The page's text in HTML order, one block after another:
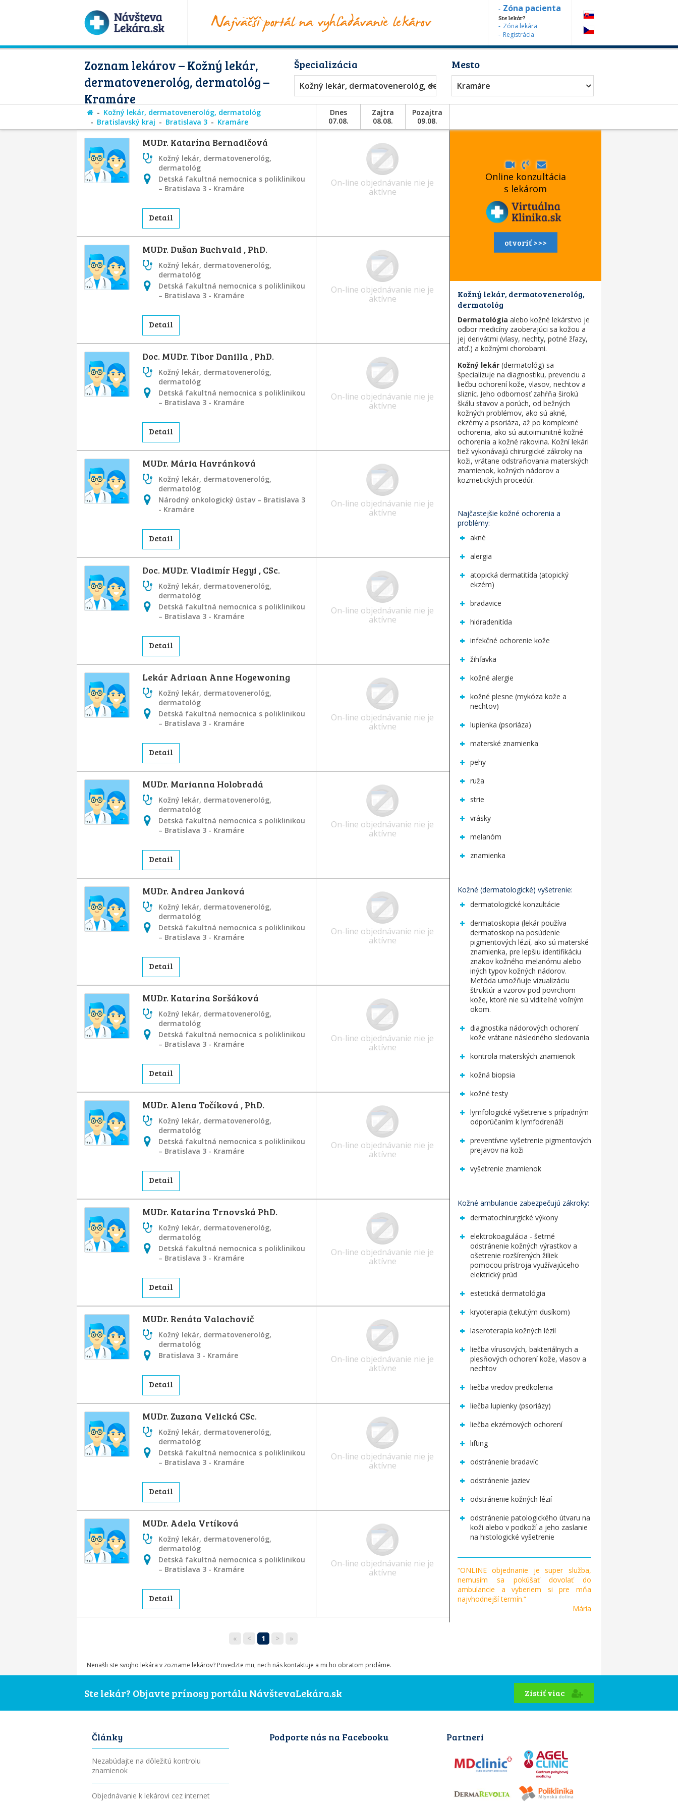
Zóna pacienta
Ste lekár?
Zóna lekára
Registrácia
Zoznam lekárov – Kožný lekár,
dermatovenerológ, dermatológ –
Kramáre
Špecializácia
Kožný lekár, dermatovenerológ, dermatológ
Mesto
Kramáre
Kožný lekár, dermatovenerológ, dermatológ
Bratislavský kraj
Bratislava 3 Kramáre
Dnes
07.08.
Zajtra
08.08.
Pozajtra
09.08.
MUDr. Katarína Bernadičová
Kožný lekár, dermatovenerológ,
dermatológ
Detská fakultná nemocnica s poliklinikou
– Bratislava 3 - Kramáre
Detail
On-line objednávanie nie je
aktívne
MUDr. Dušan Buchvald , PhD.
Kožný lekár, dermatovenerológ,
dermatológ
Detská fakultná nemocnica s poliklinikou
– Bratislava 3 - Kramáre
Detail
On-line objednávanie nie je
aktívne
Doc. MUDr. Tibor Danilla , PhD.
Kožný lekár, dermatovenerológ,
dermatológ
Detská fakultná nemocnica s poliklinikou
– Bratislava 3 - Kramáre
Detail
On-line objednávanie nie je
aktívne
MUDr. Mária Havránková
Kožný lekár, dermatovenerológ,
dermatológ
Národný onkologický ústav – Bratislava 3
- Kramáre
Detail
On-line objednávanie nie je
aktívne
Doc. MUDr. Vladimír Hegyi , CSc.
Kožný lekár, dermatovenerológ,
dermatológ
Detská fakultná nemocnica s poliklinikou
– Bratislava 3 - Kramáre
Detail
On-line objednávanie nie je
aktívne
Lekár Adriaan Anne Hogewoning
Kožný lekár, dermatovenerológ,
dermatológ
Detská fakultná nemocnica s poliklinikou
– Bratislava 3 - Kramáre
Detail
On-line objednávanie nie je
aktívne
MUDr. Marianna Holobradá
Kožný lekár, dermatovenerológ,
dermatológ
Detská fakultná nemocnica s poliklinikou
– Bratislava 3 - Kramáre
Detail
On-line objednávanie nie je
aktívne
MUDr. Andrea Janková
Kožný lekár, dermatovenerológ,
dermatológ
Detská fakultná nemocnica s poliklinikou
– Bratislava 3 - Kramáre
Detail
On-line objednávanie nie je
aktívne
MUDr. Katarína Soršáková
Kožný lekár, dermatovenerológ,
dermatológ
Detská fakultná nemocnica s poliklinikou
– Bratislava 3 - Kramáre
Detail
On-line objednávanie nie je
aktívne
MUDr. Alena Točíková , PhD.
Kožný lekár, dermatovenerológ,
dermatológ
Detská fakultná nemocnica s poliklinikou
– Bratislava 3 - Kramáre
Detail
On-line objednávanie nie je
aktívne
MUDr. Katarína Trnovská PhD.
Kožný lekár, dermatovenerológ,
dermatológ
Detská fakultná nemocnica s poliklinikou
– Bratislava 3 - Kramáre
Detail
On-line objednávanie nie je
aktívne
MUDr. Renáta Valachovič
Kožný lekár, dermatovenerológ,
dermatológ
Bratislava 3 - Kramáre
Detail
On-line objednávanie nie je
aktívne
MUDr. Zuzana Velická CSc.
Kožný lekár, dermatovenerológ,
dermatológ
Detská fakultná nemocnica s poliklinikou
– Bratislava 3 - Kramáre
Detail
On-line objednávanie nie je
aktívne
MUDr. Adela Vrtíková
Kožný lekár, dermatovenerológ,
dermatológ
Detská fakultná nemocnica s poliklinikou
– Bratislava 3 - Kramáre
Detail
On-line objednávanie nie je
aktívne
« < 1 > »
Nenašli ste svojho lekára v zozname lekárov? Povedzte mu, nech nás kontaktuje a mi ho obratom pridáme.
Online konzultácia
s lekárom
otvoriť >>>
Kožný lekár, dermatovenerológ,
dermatológ
Dermatológia alebo kožné lekárstvo je
odbor medicíny zaoberajúci sa kožou a
jej derivátmi (vlasy, nechty, potné žľazy,
atď.) a kožnými chorobami.
Kožný lekár(dermatológ) sa
špecializuje na diagnostiku, prevenciu a
liečbu ochorení kože, vlasov, nechtov a
slizníc. Jeho odbornosť zahŕňa širokú
škálu stavov a porúch, od bežných
kožných problémov, ako sú akné,
ekzémy a psoriáza, až po komplexné
ochorenia, ako sú autoimunitné kožné
ochorenia a kožné rakovina. Kožní lekári
tiež vykonávajú chirurgické zákroky na
koži, vrátane odstraňovania materských
znamienok, kožných nádorov a
kozmetických procedúr.
Najčastejšie kožné ochorenia a
problémy:
akné
alergia
atopická dermatitída (atopický
ekzém)
bradavice
hidradenitída
infekčné ochorenie kože
žihľavka
kožné alergie
kožné plesne (mykóza kože a
nechtov)
lupienka (psoriáza)
materské znamienka
pehy
ruža
strie
vrásky
melanóm
znamienka
Kožné (dermatologické) vyšetrenie:
dermatologické konzultácie
dermatoskopia (lekár používa
dermatoskop na posúdenie
pigmentových lézií, ako sú materské
znamienka, pre lepšiu identifikáciu
znakov kožného melanómu alebo
iných typov kožných nádorov.
Metóda umožňuje vizualizáciu
štruktúr a vzorov pod povrchom
kože, ktoré nie sú viditeľné voľným
okom.
diagnostika nádorových ochorení
kože vrátane následného sledovania
kontrola materských znamienok
kožná biopsia
kožné testy
lymfologické vyšetrenie s prípadným
odporúčaním k lymfodrenáži
preventívne vyšetrenie pigmentových
prejavov na koži
vyšetrenie znamienok
Kožné ambulancie zabezpečujú zákroky:
dermatochirurgické výkony
elektrokoagulácia - šetrné
odstránenie kožných výrastkov a
ošetrenie rozšírených žiliek
pomocou prístroja využívajúceho
elektrický prúd
estetická dermatológia
kryoterapia (tekutým dusíkom)
laseroterapia kožných lézií
liečba vírusových, bakteriálnych a
plesňových ochorení kože, vlasov a
nechtov
liečba vredov predkolenia
liečba lupienky (psoriázy)
liečba ekzémových ochorení
lifting
odstránenie bradavíc
odstránenie jaziev
odstránenie kožných lézií
odstránenie patologického útvaru na
koži alebo v podkoží a jeho zaslanie
na histologické vyšetrenie
“ONLINE objednanie je super služba,
nemusím sa pokúšať dovolať do
ambulancie a vyberiem si pre mňa
najvhodnejší termín.“
Mária
Ste lekár? Objavte prínosy portálu NávštevaLekára.sk Zistiť viac
Články
Nezabúdajte na dôležitú kontrolu
znamienok
Objednávanie k lekárovi cez internet
Podporte nás na Facebooku Partneri